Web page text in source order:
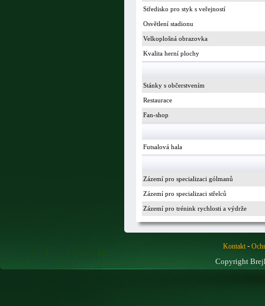
Středisko pro styk s veřejností
Osvětlení stadionu
Velkoplošná obrazovka
Kvalita herní plochy
Stánky s občerstvením
Restaurace
Fan-shop
Futsalová hala
Zázemí pro specializaci gólmanů
Zázemí pro specializaci střelců
Zázemí pro trénink rychlosti a výdrže
Kontakt-
Copyright